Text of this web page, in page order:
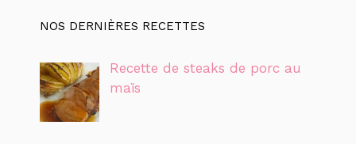
NOS DERNIÈRES RECETTES
Recette de steaks de porc au
maïs